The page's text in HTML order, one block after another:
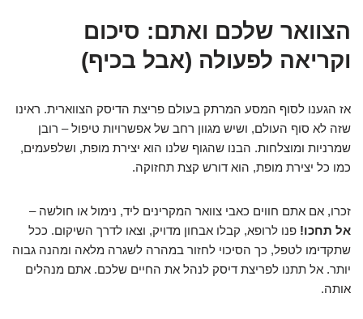
הצוואר שלכם ואתם: סיכום
וקריאה לפעולה (אבל בכיף)
אז הגענו לסוף המסע המרתק בעולם פריצת הדיסק הצווארית. ראינו
שזה לא סוף העולם, ושיש מגוון רחב של אפשרויות טיפול – רובן
שמרניות ומוצלחות. הבנו שהגוף שלנו הוא יצירת מופת, ושלפעמים,
כמו כל יצירת מופת, הוא דורש קצת תחזוקה.
זכרו, אם אתם חווים כאבי צוואר המקרינים ליד, נימול או חולשה –
אל תחכו! פנו לרופא, קבלו אבחון מדויק, וצאו לדרך השיקום. ככל
שתקדימו לטפל, כך הסיכוי לחזור במהרה לשגרה מלאה ומהנה גבוה
יותר. אל תתנו לפריצת דיסק לנהל את החיים שלכם. אתם מנהלים
אותה.